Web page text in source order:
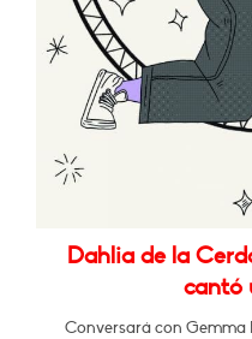
Dahlia de la
cantó
Conversará con Gemma